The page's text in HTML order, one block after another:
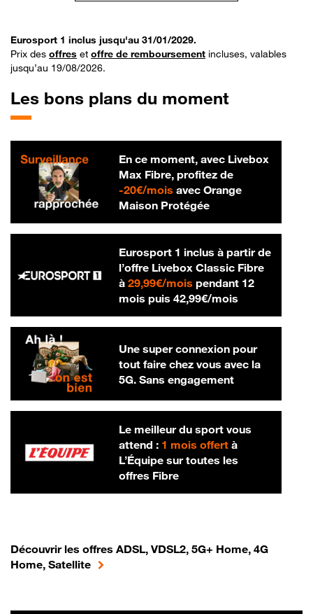
Eurosport 1 inclus jusqu'au 31/01/2029.
Prix des offres et offre de remboursement incluses, valables
jusqu’au 19/08/2026.
Les bons plans du moment
En ce moment, avec Livebox
Max Fibre, profitez de
-20€/mois20 € par mois
avec Orange
Maison Protégée
Eurosport 1 inclus à partir de
l’offre Livebox Classic Fibre
à 29,99€/mois29,99 € par mois
pendant 12
mois puis 42,99€/mois42,99 € par
Une super connexion pour
tout faire chez vous avec la
5G. Sans engagement
Le meilleur du sport vous
attend : 1 mois offertà
L’Équipe sur toutes les
offres Fibre
Découvrir les offres ADSL, VDSL2, 5G+ Home, 4G
Home, Satellite